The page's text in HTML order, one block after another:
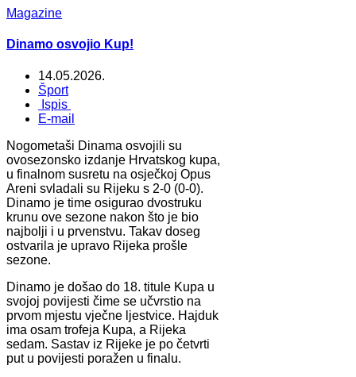
Magazine
Dinamo osvojio Kup!
14.05.2026.
Šport
Ispis
E-mail
Nogometaši Dinama osvojili su
ovosezonsko izdanje Hrvatskog kupa,
u finalnom susretu na osječkoj Opus
Areni svladali su Rijeku s 2-0 (0-0).
Dinamo je time osigurao dvostruku
krunu ove sezone nakon što je bio
najbolji i u prvenstvu. Takav doseg
ostvarila je upravo Rijeka prošle
sezone.
Dinamo je došao do 18. titule Kupa u
svojoj povijesti čime se učvrstio na
prvom mjestu vječne ljestvice. Hajduk
ima osam trofeja Kupa, a Rijeka
sedam. Sastav iz Rijeke je po četvrti
put u povijesti poražen u finalu.